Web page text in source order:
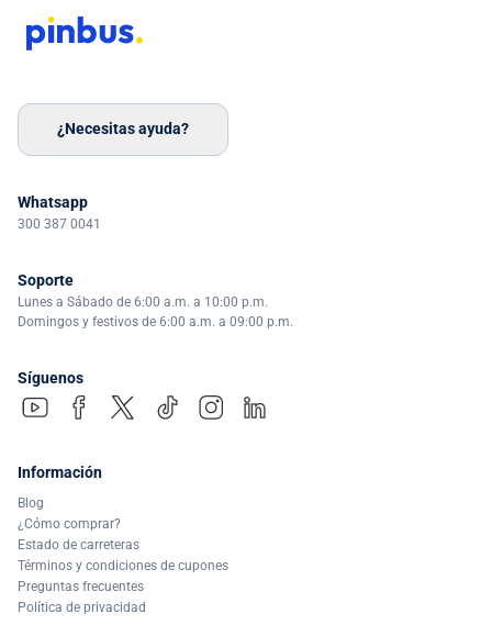
¿Necesitas ayuda?
Whatsapp
300 387 0041
Soporte
Lunes a Sábado de 6:00 a.m. a 10:00 p.m.
Domingos y festivos de 6:00 a.m. a 09:00 p.m.
Síguenos
Información
Blog
¿Cómo comprar?
Estado de carreteras
Términos y condiciones de cupones
Preguntas frecuentes
Política de privacidad